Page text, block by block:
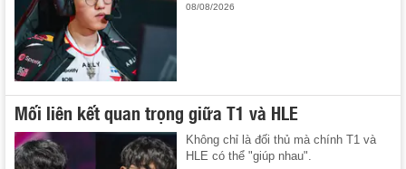
08/08/2026
Mối liên kết quan trọng giữa T1 và HLE
Không chỉ là đối thủ mà chính T1 và
HLE có thể "giúp nhau".